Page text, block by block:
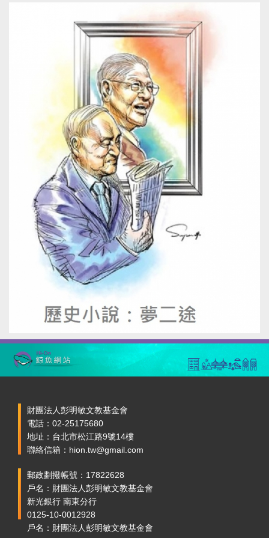
財團法人彭明敏文教基金會
電話：02-25175680
地址：台北市松江路9號14樓
聯絡信箱：hion.tw@gmail.com
郵政劃撥帳號：17822628
戶名：財團法人彭明敏文教基金會
新光銀行 南東分行
0125-10-0012928
戶名：財團法人彭明敏文教基金會